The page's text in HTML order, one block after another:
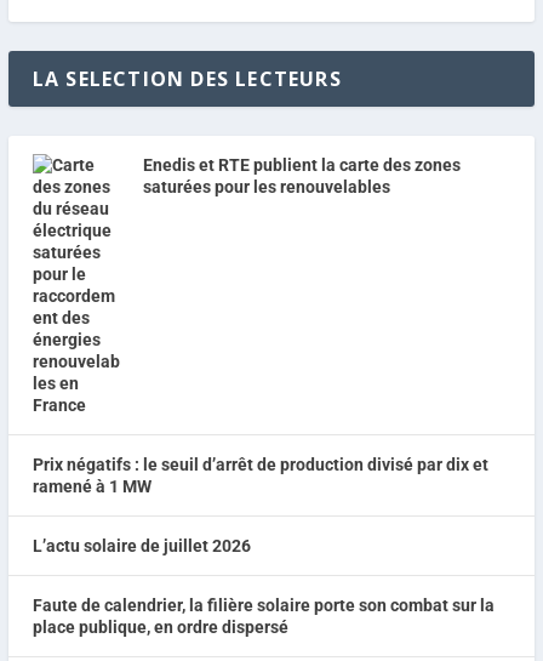
LA SELECTION DES LECTEURS
Enedis et RTE publient la carte des zones
saturées pour les renouvelables
Prix négatifs : le seuil d’arrêt de production divisé par dix et
ramené à 1 MW
L’actu solaire de juillet 2026
Faute de calendrier, la filière solaire porte son combat sur la
place publique, en ordre dispersé